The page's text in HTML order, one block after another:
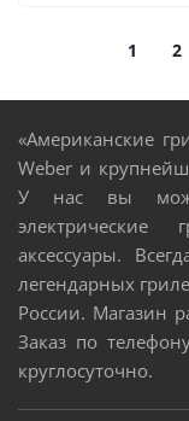
1 2
«Американские
Weber и
У нас вы
аксессуары.
легендарных
России. Магазин
Заказ по
круглосуточно.